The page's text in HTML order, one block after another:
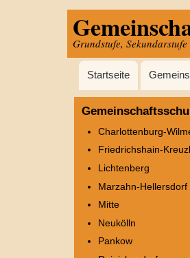
Grundstufe,
Hauptnavigation
Startseite
Charlottenburg-
Friedrichshain-
Lichtenberg
Marzahn-Hellersdorf
Mitte
Neukölln
Pankow